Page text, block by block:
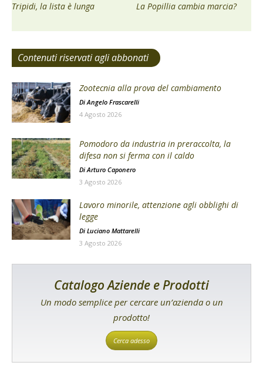
Tripidi, la lista è lunga La Popillia cambia marcia?
Contenuti riservati agli abbonati
Zootecnia alla prova del cambiamento
DiAngelo Frascarelli
4 Agosto 2026
Pomodoro da industria in preraccolta, la
difesa non si ferma con il caldo
Di Arturo Caponero
3 Agosto 2026
Lavoro minorile, attenzione agli obblighi di
legge
Di Luciano Mattarelli
3 Agosto 2026
Catalogo Aziende e Prodotti
Un modo semplice per cercare un’azienda o un
prodotto!
Cerca adesso